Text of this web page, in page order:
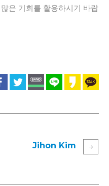
은 기회를 활용하시기 바랍
Jihon Kim